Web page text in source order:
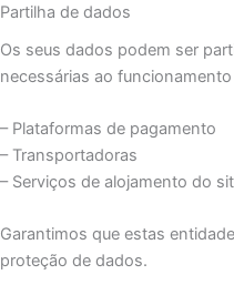
Partilha de dados
Os seus dados podem ser
necessárias ao
– Plataformas de pagamento
– Transportadoras
– Serviços de alojamento do
Garantimos que estas
proteção de dados.